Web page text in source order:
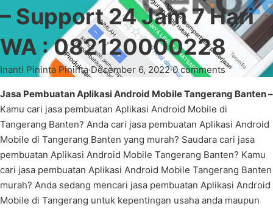
– Support 24 Jam 7 Hari
WA : 082120000228
Inanti Pininta Pininta·December 6, 2022·0 comments
Jasa Pembuatan Aplikasi Android Mobile Tangerang Banten –
Kamu cari jasa pembuatan Aplikasi Android Mobile di
Tangerang Banten? Anda cari jasa pembuatan Aplikasi Android
Mobile di Tangerang Banten yang murah? Saudara cari jasa
pembuatan Aplikasi Android Mobile Tangerang Banten? Kamu
cari jasa pembuatan Aplikasi Android Mobile Tangerang Banten
murah? Anda sedang mencari jasa pembuatan Aplikasi Android
Mobile di Tangerang untuk kepentingan usaha anda maupun